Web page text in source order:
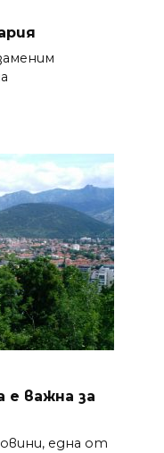
е важна за
една от